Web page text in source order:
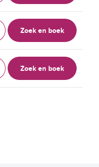
Zoek en boek
Zoek en boek